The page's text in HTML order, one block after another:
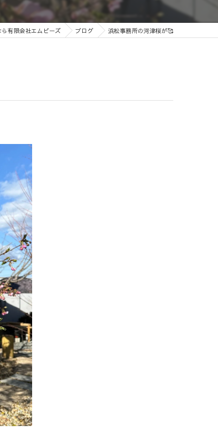
インターロッキング
有限会社エムビーズ ブログ 浜松事務所の河津桜が🥰